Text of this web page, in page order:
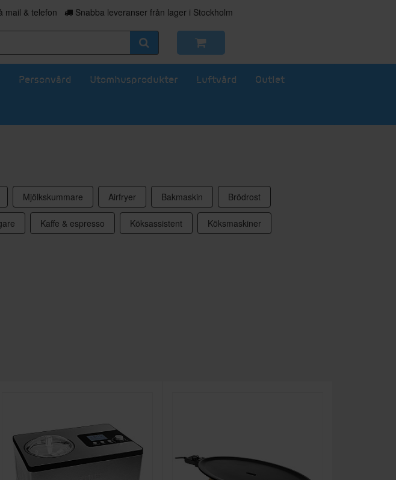
mail & telefon Snabba leveranser från lager i Stockholm
Personvård Utomhusprodukter Luftvård Outlet
Mjölkskummare Airfryer Bakmaskin Brödrost
Kaffe & espresso Köksassistent Köksmaskiner